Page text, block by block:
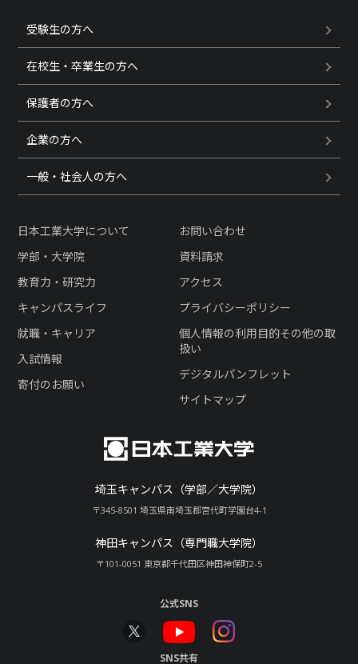
受験生の方へ
在校生・卒業生の方へ
保護者の方へ
企業の方へ
一般・社会人の方へ
埼玉キャンパス（学部／大学院）
〒345-8501 埼玉県南埼玉郡宮代町学園台4-1
神田キャンパス（専門職大学院）
〒101-0051 東京都千代田区神田神保町2-5
日本工業大学について
学部・大学院
教育力・研究力
キャンパスライフ
就職・キャリア
入試情報
寄付のお願い
お問い合わせ
資料請求
アクセス
プライバシーポリシー
個人情報の利用目的その他の取
扱い
デジタルパンフレット
サイトマップ
公式SNS
SNS共有